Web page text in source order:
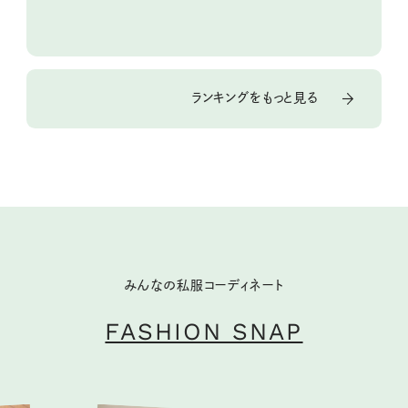
ランキングをもっと見る
みんなの私服コーディネート
FASHION SNAP